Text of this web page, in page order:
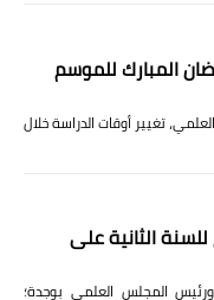
المبارك للموسم
تغيير أوقات الدراسة خلال
للسنة الثانية على
المجلس العلمي بوجدة؛